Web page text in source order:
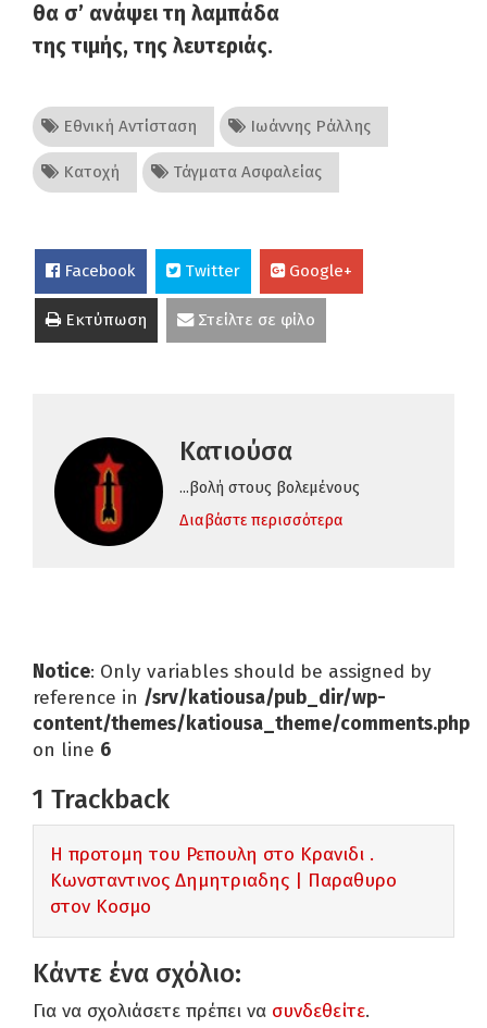
θα σ’ ανάψει τη λαμπάδα
της τιμής, της λευτεριάς.
Εθνική Αντίσταση Ιωάννης Ράλλης
Κατοχή Τάγματα Ασφαλείας
Facebook Twitter Google+
Εκτύπωση Στείλτε σε φίλο
Κατιούσα
...βολή στους βολεμένους
Διαβάστε περισσότερα
Notice: Only variables should be assigned by
reference in /srv/katiousa/pub_dir/wp-
content/themes/katiousa_theme/comments.php
on line 6
1 Trackback
Η προτομη του Ρεπουλη στο Κρανιδι .
Κωνσταντινος Δημητριαδης | Παραθυρο
στον Κοσμο
Κάντε ένα σχόλιο:
Για να σχολιάσετε πρέπει να συνδεθείτε.